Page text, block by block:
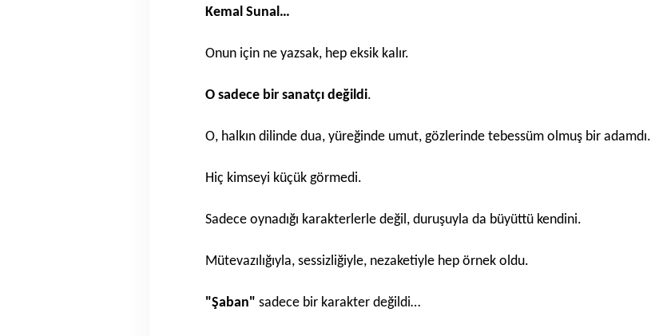
Kemal Sunal…
Onun için ne yazsak, hep eksik kalır.
O sadece bir sanatçı değildi.
O, halkın dilinde dua, yüreğinde umut, gözlerinde tebessüm olmuş bir adamdı.
Hiç kimseyi küçük görmedi.
Sadece oynadığı karakterlerle değil, duruşuyla da büyüttü kendini.
Mütevazılığıyla, sessizliğiyle, nezaketiyle hep örnek oldu.
"Şaban" sadece bir karakter değildi…